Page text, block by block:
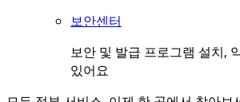
보안센터
보안 및 발급 프로그램 설치,
있어요